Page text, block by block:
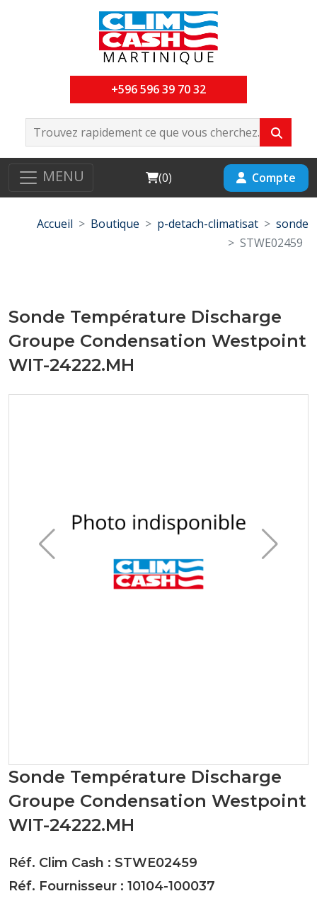
+596 596 39 70 32
MENU Cart
(0) Compte
Accueil Boutique p-detach-climatisat
sonde
STWE02459
Sonde Température Discharge
Groupe Condensation Westpoint
WIT-24222.MH
Sonde Température Discharge
Groupe Condensation Westpoint
WIT-24222.MH
Réf. Clim Cash : STWE02459
Réf. Fournisseur : 10104-100037